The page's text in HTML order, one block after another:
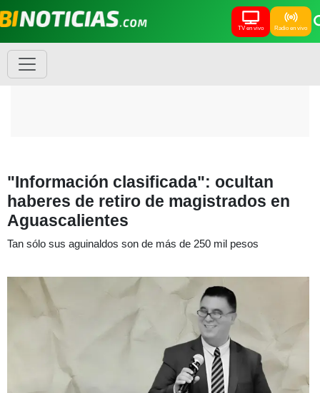
TV en vivo Radio en vivo
"Información clasificada": ocultan
haberes de retiro de magistrados en
Aguascalientes
Tan sólo sus aguinaldos son de más de 250 mil pesos